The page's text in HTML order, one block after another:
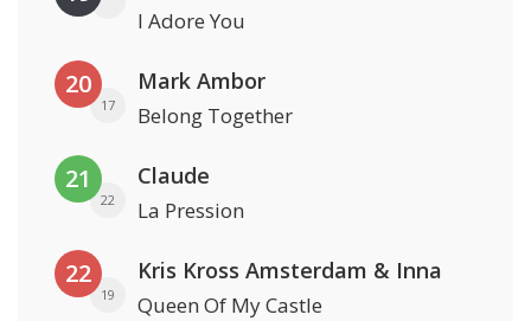
I Adore You
20
17
Mark Ambor
Belong Together
21
22
Claude
La Pression
22
19
Kris Kross Amsterdam & Inna
Queen Of My Castle